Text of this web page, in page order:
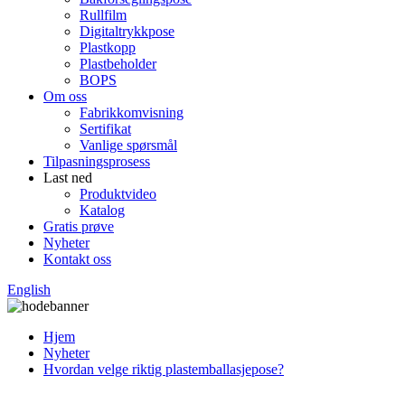
Rullfilm
Digitaltrykkpose
Plastkopp
Plastbeholder
BOPS
Om oss
Fabrikkomvisning
Sertifikat
Vanlige spørsmål
Tilpasningsprosess
Last ned
Produktvideo
Katalog
Gratis prøve
Nyheter
Kontakt oss
English
Hjem
Nyheter
Hvordan velge riktig plastemballasjepose?